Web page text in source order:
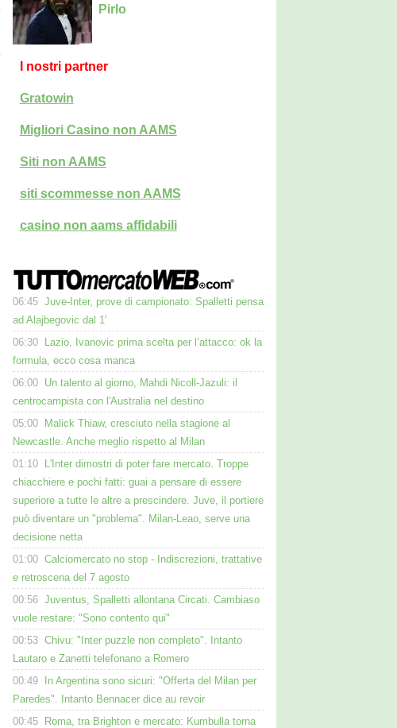
Pirlo
I nostri partner
Gratowin
Migliori Casino non AAMS
Siti non AAMS
siti scommesse non AAMS
casino non aams affidabili
06:45 Juve-Inter, prove di campionato: Spalletti pensa
ad Alajbegovic dal 1'
06:30
Lazio, Ivanovic prima scelta per l’attacco: ok la
formula, ecco cosa manca
06:00 Un talento al giorno, Mahdi Nicoll-Jazuli: il
centrocampista con l'Australia nel destino
05:00
Malick Thiaw, cresciuto nella stagione al
Newcastle. Anche meglio rispetto al Milan
01:10
L'Inter dimostri di poter fare mercato. Troppe
chiacchiere e pochi fatti: guai a pensare di essere
superiore a tutte le altre a prescindere. Juve, il portiere
può diventare un "problema". Milan-Leao, serve una
decisione netta
01:00 Calciomercato no stop - Indiscrezioni, trattative
e retroscena del 7 agosto
00:56 Juventus, Spalletti allontana Circati. Cambiaso
vuole restare: "Sono contento qui"
00:53 Chivu: "Inter puzzle non completo". Intanto
Lautaro e Zanetti telefonano a Romero
00:49
In Argentina sono sicuri: "Offerta del Milan per
Paredes". Intanto Bennacer dice au revoir
00:45
Roma, tra Brighton e mercato: Kumbulla torna